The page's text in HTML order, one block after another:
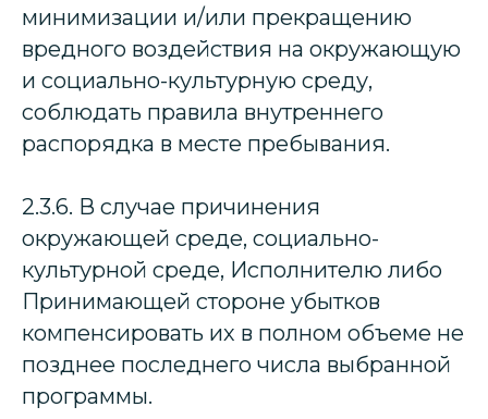
минимизации и/или прекращению
вредного воздействия на окружающую
и социально-культурную среду,
соблюдать правила внутреннего
распорядка в месте пребывания.
2.3.6. В случае причинения
окружающей среде, социально-
культурной среде, Исполнителю либо
Принимающей стороне убытков
компенсировать их в полном объеме не
позднее последнего числа выбранной
программы.